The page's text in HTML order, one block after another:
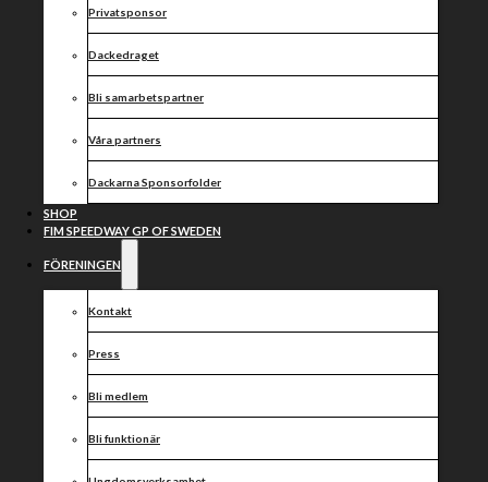
Privatsponsor
Dackedraget
Bli samarbetspartner
Våra partners
Dackarna Sponsorfolder
SHOP
FIM SPEEDWAY GP OF SWEDEN
FÖRENINGEN
Kontakt
Press
Bli medlem
Bli funktionär
PUSSELBITEN
I DACKARNAS
LAGBYGGE
TILL 2023
första pusselbiten i lagbygget till säsongen 2023.
årskontrakt med klubben.
jag vet att Dackarna vill satsa på mig, säger Filip
Mariannelundssonen Filip Hjelmland har haft en minst